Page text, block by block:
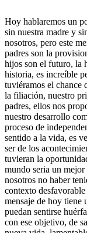
Hoy hablaremos un
sin nuestra madre y
nosotros, pero este
padres son la
hijos son el futuro, la
historia, es increíble
tuviéramos el chance
la filiación, nuestro
padres, ellos nos
nuestro desarrollo
proceso de
sentido a la vida, es
ser de los
tuvieran la
mundo seria un
nosotros no haber
contexto
mensaje de hoy tiene
puedan sentirse
con ese objetivo, de